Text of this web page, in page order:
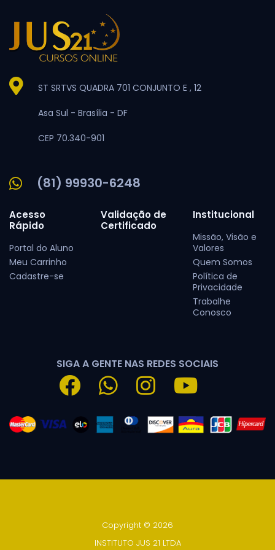
ST SRTVS QUADRA 701 CONJUNTO E , 12
Asa Sul - Brasília - DF
CEP 70.340-901
(81) 99930-6248
Acesso
Rápido
Portal do Aluno
Meu Carrinho
Cadastre-se
Validação de
Certificado
Institucional
Missão, Visão e
Valores
Quem Somos
Política de
Privacidade
Trabalhe
Conosco
SIGA A GENTE NAS REDES SOCIAIS
Copyright © 2026
INSTITUTO JUS 21 LTDA